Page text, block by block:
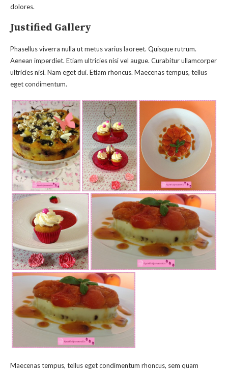
dolores.
Justified Gallery
Phasellus viverra nulla ut metus varius laoreet. Quisque rutrum.
Aenean imperdiet. Etiam ultricies nisi vel augue. Curabitur ullamcorper
ultricies nisi. Nam eget dui. Etiam rhoncus. Maecenas tempus, tellus
eget condimentum.
Maecenas tempus, tellus eget condimentum rhoncus, sem quam